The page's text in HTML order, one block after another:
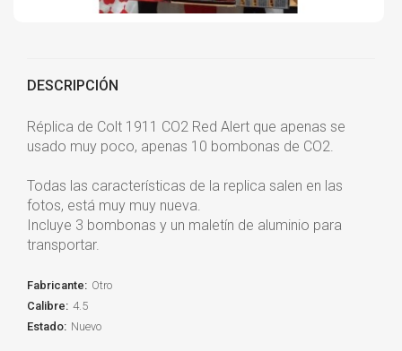
DESCRIPCIÓN
Réplica de Colt 1911 CO2 Red Alert que apenas se
usado muy poco, apenas 10 bombonas de CO2.
Todas las características de la replica salen en las
fotos, está muy muy nueva.
Incluye 3 bombonas y un maletín de aluminio para
transportar.
Fabricante: Otro
Calibre: 4.5
Estado: Nuevo